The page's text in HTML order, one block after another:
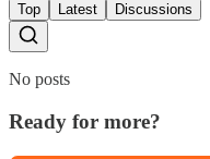
Top Latest Discussions
No posts
Ready for more?